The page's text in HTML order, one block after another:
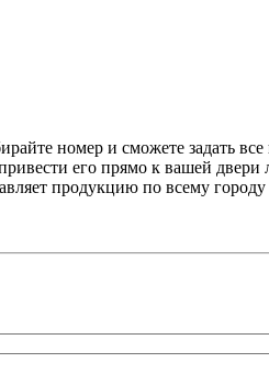
номер и сможете задать
его прямо к вашей
продукцию по всему